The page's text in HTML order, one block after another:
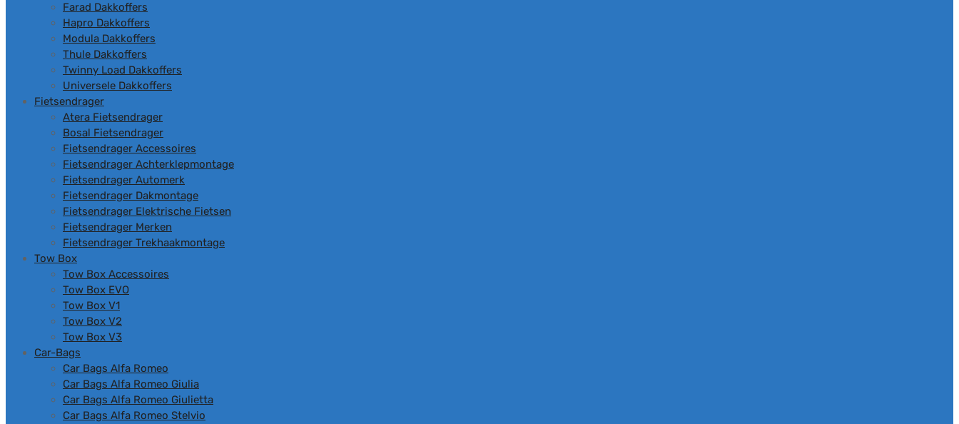
Farad Dakkoffers
Hapro Dakkoffers
Modula Dakkoffers
Thule Dakkoffers
Twinny Load Dakkoffers
Universele Dakkoffers
Fietsendrager
Atera Fietsendrager
Bosal Fietsendrager
Fietsendrager Accessoires
Fietsendrager Achterklepmontage
Fietsendrager Automerk
Fietsendrager Dakmontage
Fietsendrager Elektrische Fietsen
Fietsendrager Merken
Fietsendrager Trekhaakmontage
Tow Box
Tow Box Accessoires
Tow Box EVO
Tow Box V1
Tow Box V2
Tow Box V3
Car-Bags
Car Bags Alfa Romeo
Car Bags Alfa Romeo Giulia
Car Bags Alfa Romeo Giulietta
Car Bags Alfa Romeo Stelvio